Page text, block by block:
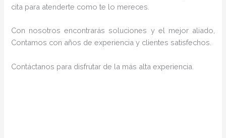
cita para atenderte como te lo mereces.
Con nosotros encontrarás soluciones y el mejor aliado,
Contamos con años de experiencia y clientes satisfechos.
Contáctanos para disfrutar de la más alta experiencia.